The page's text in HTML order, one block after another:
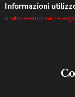
Informazioni